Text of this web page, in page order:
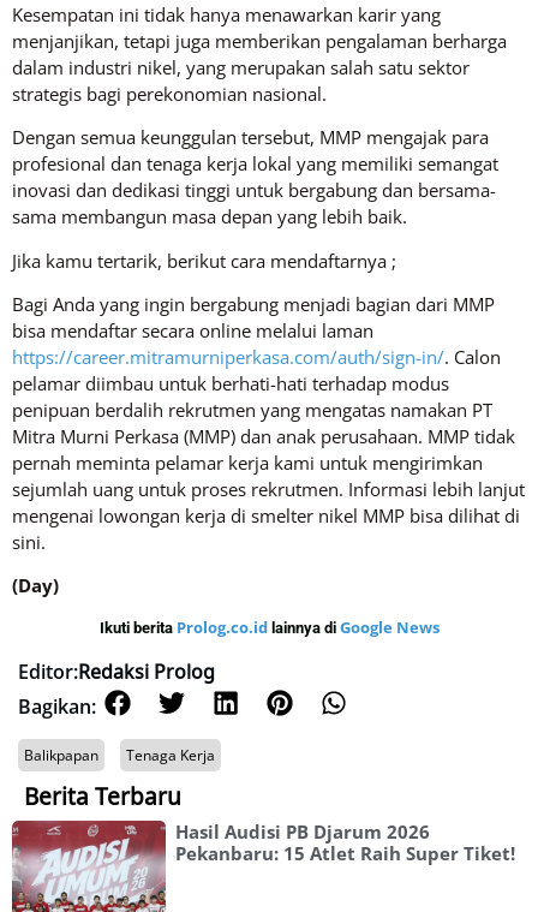
Kesempatan ini tidak hanya menawarkan karir yang
menjanjikan, tetapi juga memberikan pengalaman berharga
dalam industri nikel, yang merupakan salah satu sektor
strategis bagi perekonomian nasional.
Dengan semua keunggulan tersebut, MMP mengajak para
profesional dan tenaga kerja lokal yang memiliki semangat
inovasi dan dedikasi tinggi untuk bergabung dan bersama-
sama membangun masa depan yang lebih baik.
Jika kamu tertarik, berikut cara mendaftarnya ;
Bagi Anda yang ingin bergabung menjadi bagian dari MMP
bisa mendaftar secara online melalui laman
https://career.mitramurniperkasa.com/auth/sign-in/. Calon
pelamar diimbau untuk berhati-hati terhadap modus
penipuan berdalih rekrutmen yang mengatas namakan PT
Mitra Murni Perkasa (MMP) dan anak perusahaan. MMP tidak
pernah meminta pelamar kerja kami untuk mengirimkan
sejumlah uang untuk proses rekrutmen. Informasi lebih lanjut
mengenai lowongan kerja di smelter nikel MMP bisa dilihat di
sini.
(Day)
Ikuti berita Prolog.co.id lainnya di Google News
Editor:Redaksi Prolog
Bagikan:
Balikpapan Tenaga Kerja
Berita Terbaru
Hasil Audisi PB Djarum 2026
Pekanbaru: 15 Atlet Raih Super Tiket!